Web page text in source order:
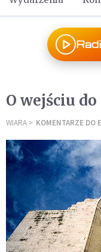
O wejściu
WIARA KOMENTARZE DO